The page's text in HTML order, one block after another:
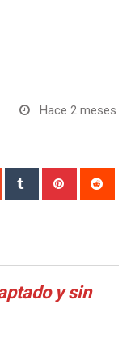
Hace 2 meses
StumbleUpon
Tumblr Pinterest
y sin